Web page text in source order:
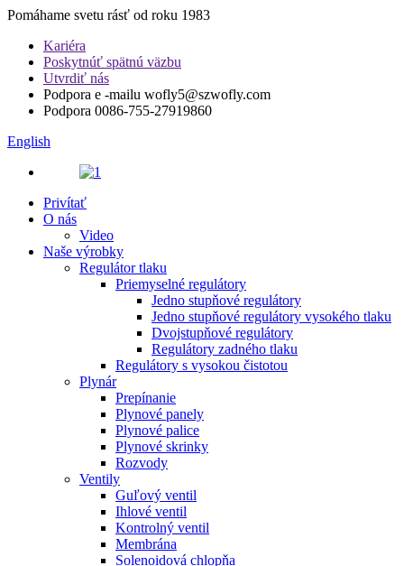
Pomáhame svetu rásť od roku 1983
Kariéra
Poskytnúť spätnú väzbu
Utvrdiť nás
Podpora e -mailu wofly5@szwofly.com
Podpora 0086-755-27919860
English
Privítať
O nás
Video
Naše výrobky
Regulátor tlaku
Priemyselné regulátory
Jedno stupňové regulátory
Jedno stupňové regulátory vysokého tlaku
Dvojstupňové regulátory
Regulátory zadného tlaku
Regulátory s vysokou čistotou
Plynár
Prepínanie
Plynové panely
Plynové palice
Plynové skrinky
Rozvody
Ventily
Guľový ventil
Ihlové ventil
Kontrolný ventil
Membrána
Solenoidová chlopňa